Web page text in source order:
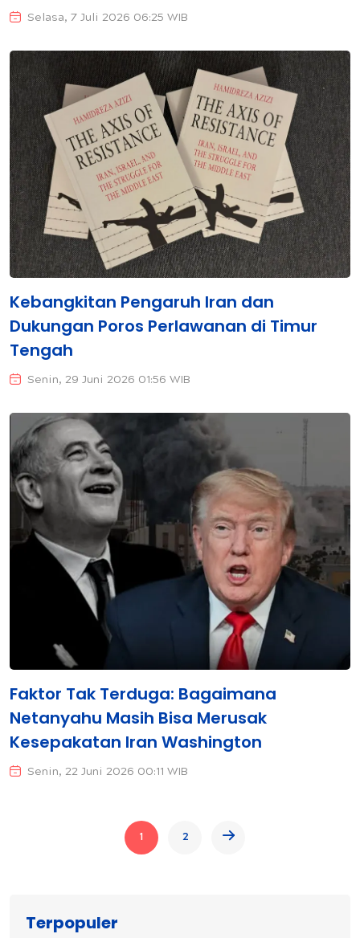
Selasa, 7 Juli 2026 06:25 WIB
Kebangkitan Pengaruh Iran dan
Dukungan Poros Perlawanan di Timur
Tengah
Senin, 29 Juni 2026 01:56 WIB
Faktor Tak Terduga: Bagaimana
Netanyahu Masih Bisa Merusak
Kesepakatan Iran Washington
Senin, 22 Juni 2026 00:11 WIB
1 2
Terpopuler